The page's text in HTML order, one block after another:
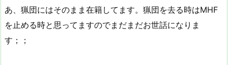
あ、猟団にはそのまま在籍してます。猟団を去る時はMHF
を止める時と思ってますのでまだまだお世話になりま
す；；